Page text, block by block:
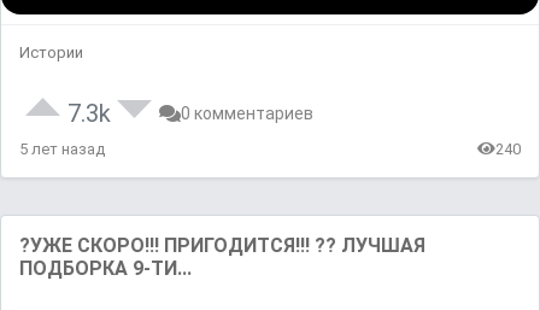
Истории
7.3k 0 комментариев
5 лет назад 240
?УЖЕ СКОРО!!! ПРИГОДИТСЯ!!! ?? ЛУЧШАЯ
ПОДБОРКА 9-ТИ...